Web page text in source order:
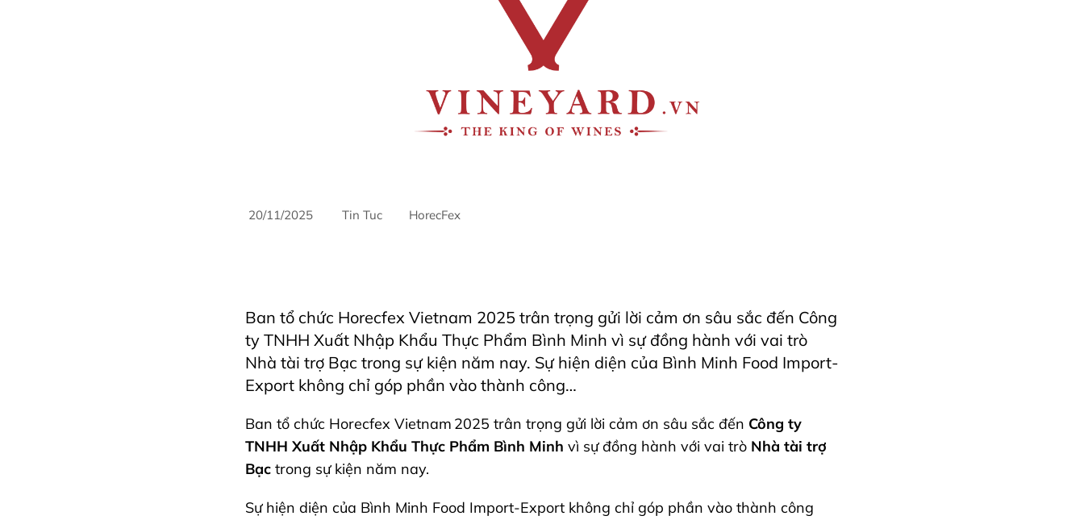
20/11/2025 Tin Tuc HorecFex
Ban tổ chức Horecfex Vietnam 2025 trân trọng gửi lời cảm ơn sâu sắc đến Công
ty TNHH Xuất Nhập Khẩu Thực Phẩm Bình Minh vì sự đồng hành với vai trò
Nhà tài trợ Bạc trong sự kiện năm nay. Sự hiện diện của Bình Minh Food Import-
Export không chỉ góp phần vào thành công…
Ban tổ chức Horecfex Vietnam 2025 trân trọng gửi lời cảm ơn sâu sắc đến Công ty
TNHH Xuất Nhập Khẩu Thực Phẩm Bình Minh vì sự đồng hành với vai trò Nhà tài trợ
Bạc trong sự kiện năm nay.
Sự hiện diện của Bình Minh Food Import-Export không chỉ góp phần vào thành công